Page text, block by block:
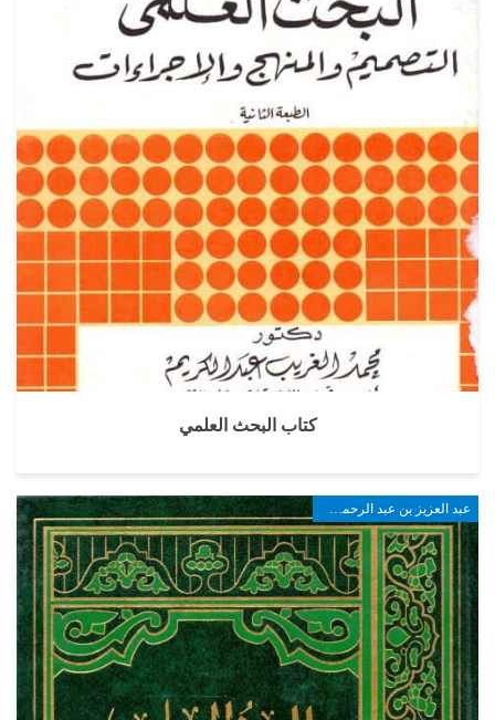
كتاب البحث العلمي